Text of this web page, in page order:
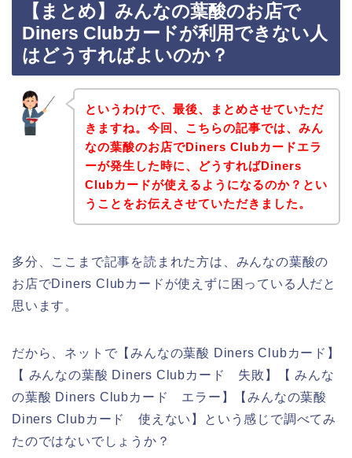
【まとめ】みんなの葉酸のお店で
Diners Clubカードが利用できない人
はどうすればよいのか？
というわけで、最後、まとめさせていただ
きますね。今回、こちらの記事では、みん
なの葉酸のお店でDiners Clubカードエラ
ーが発生した時に、どうすればDiners
Clubカードが使えるようになるのか？とい
うことをお伝えさせていただきました。
多分、ここまで記事を読まれた方は、みんなの葉酸の
お店でDiners Clubカードが使えずに困っている人だと
思います。
だから、ネットで【みんなの葉酸 Diners Clubカード】
【 みんなの葉酸 Diners Clubカード 失敗】【 みんな
の葉酸 Diners Clubカード エラー】【みんなの葉酸
Diners Clubカード 使えない】という感じで調べてみ
たのではないでしょうか？